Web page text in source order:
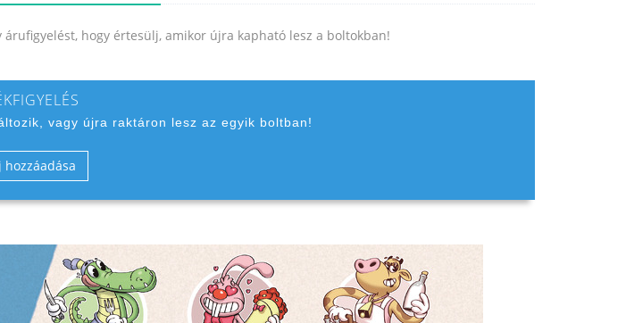
hogy értesülj, amikor újra kapható lesz a boltokban!
vagy újra raktáron lesz az egyik boltban!
hozzáadása